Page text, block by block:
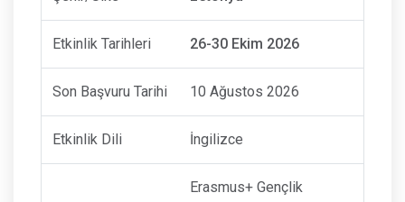
Etkinlik Tarihleri 26-30 Ekim 2026
Son Başvuru Tarihi 10 Ağustos 2026
Etkinlik Dili İngilizce
Erasmus+ Gençlik